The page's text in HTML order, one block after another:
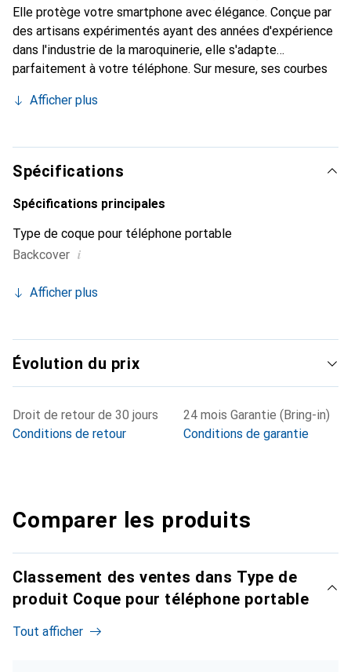
Elle protège votre smartphone avec élégance. Conçue par
des artisans expérimentés ayant des années d'expérience
dans l'industrie de la maroquinerie, elle s'adapte
parfaitement à votre téléphone. Sur mesure, ses courbes
l'accessoire chic et indispensable pour votre smartphone.
ses produits de haute qualité et constitue un choix fiable
pour une clientèle exigeante.
Afficher plus
Spécifications
Spécifications principales
Type de coque pour téléphone portable
Backcover i
Afficher plus
Évolution du prix
Droit de retour de 30 jours
Conditions de retour
24 mois Garantie (Bring-in)
Conditions de garantie
Comparer les produits
Classement des ventes dans Type de
produit Coque pour téléphone portable
Tout afficher